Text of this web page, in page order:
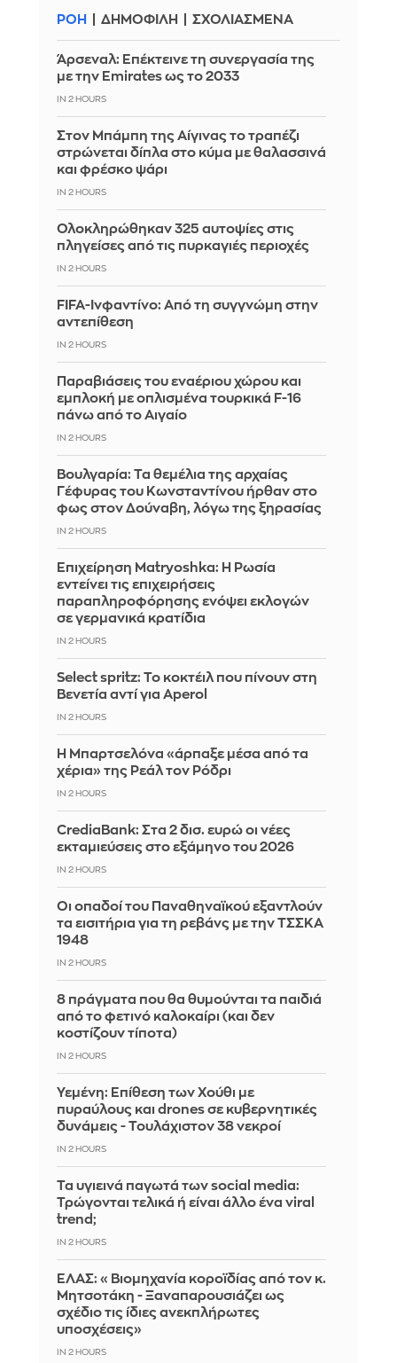
ΡΟΗ ΔΗΜΟΦΙΛΗ ΣΧΟΛΙΑΣΜΕΝΑ
Άρσεναλ: Επέκτεινε τη συνεργασία της
με την Emirates ως το 2033
IN 2 HOURS
Στον Μπάμπη της Αίγινας το τραπέζι
στρώνεται δίπλα στο κύμα με θαλασσινά
και φρέσκο ψάρι
IN 2 HOURS
Ολοκληρώθηκαν 325 αυτοψίες στις
πληγείσες από τις πυρκαγιές περιοχές
IN 2 HOURS
FIFA-Ινφαντίνο: Από τη συγγνώμη στην
αντεπίθεση
IN 2 HOURS
Παραβιάσεις του εναέριου χώρου και
εμπλοκή με οπλισμένα τουρκικά F-16
πάνω από το Αιγαίο
IN 2 HOURS
Βουλγαρία: Τα θεμέλια της αρχαίας
Γέφυρας του Κωνσταντίνου ήρθαν στο
φως στον Δούναβη, λόγω της ξηρασίας
IN 2 HOURS
Επιχείρηση Matryoshka: Η Ρωσία
εντείνει τις επιχειρήσεις
παραπληροφόρησης ενόψει εκλογών
σε γερμανικά κρατίδια
IN 2 HOURS
Select spritz: Το κοκτέιλ που πίνουν στη
Βενετία αντί για Aperol
IN 2 HOURS
Η Μπαρτσελόνα «άρπαξε μέσα από τα
χέρια» της Ρεάλ τον Ρόδρι
IN 2 HOURS
CrediaBank: Στα 2 δισ. ευρώ οι νέες
εκταμιεύσεις στο εξάμηνο του 2026
IN 2 HOURS
Οι οπαδοί του Παναθηναϊκού εξαντλούν
τα εισιτήρια για τη ρεβάνς με την ΤΣΣΚΑ
1948
IN 2 HOURS
8 πράγματα που θα θυμούνται τα παιδιά
από το φετινό καλοκαίρι (και δεν
κοστίζουν τίποτα)
IN 2 HOURS
Υεμένη: Επίθεση των Χούθι με
πυραύλους και drones σε κυβερνητικές
δυνάμεις - Τουλάχιστον 38 νεκροί
IN 2 HOURS
Τα υγιεινά παγωτά των social media:
Τρώγονται τελικά ή είναι άλλο ένα viral
trend;
IN 2 HOURS
ΕΛΑΣ: «Βιομηχανία κοροϊδίας από τον κ.
Μητσοτάκη - Ξαναπαρουσιάζει ως
σχέδιο τις ίδιες ανεκπλήρωτες
υποσχέσεις»
IN 2 HOURS